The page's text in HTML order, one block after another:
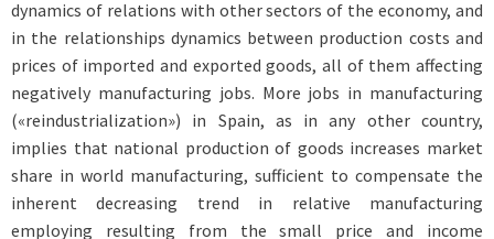
dynamics of relations with other sectors of the economy, and
in the relationships dynamics between production costs and
prices of imported and exported goods, all of them affecting
negatively manufacturing jobs. More jobs in manufacturing
(«reindustrialization») in Spain, as in any other country,
implies that national production of goods increases market
share in world manufacturing, sufficient to compensate the
inherent decreasing trend in relative manufacturing
employing resulting from the small price and income